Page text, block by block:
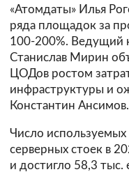
«Атомдаты» Илья
ряда площадок за
100-200%. Ведущий
Станислав Мирин
ЦОДов ростом
инфраструктуры и
Константин Ансимов.
Число
серверных стоек в
и достигло 58,3 тыс.